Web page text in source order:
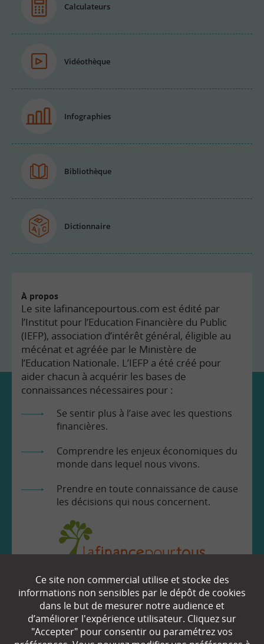
Calculateurs
Vidéothèque
Infographies
Bibliothèque
Dictionnaire
À propos
Le site lafinancepourtous.com est édité par
l’Institut pour l’Education Financière du Public
(IEFP), association d’intérêt général, éligible au
mécénat et agréée par le Ministère de
l’Education Nationale. L’IEFP a été créé pour
aider chacun à acquérir les bases de
connaissances nécessaires pour :
Se sentir plus à l’aise avec les questions
financières.
Comprendre les enjeux économiques du
monde dans lequel nous vivons.
Prendre en toute connaissance de cause
les décisions qui nous concernent.
EN SAVOIR
Qui sommes-nous ?
Ce site non commercial utilise et stocke des
informations non sensibles par le dépôt de cookies
dans le but de mesurer notre audience et
d’améliorer l'expérience utilisateur. Cliquez sur
"Accepter" pour consentir ou paramétrez vos